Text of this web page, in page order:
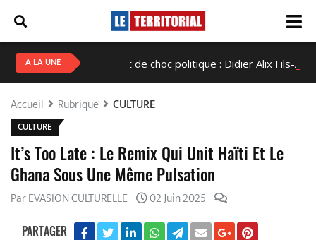
A LA UNE
Haïti en état de choc politique : Didier Alix Fils-Aimé
Accueil Rubrique CULTURE
CULTURE
It’s Too Late : Le Remix Qui Unit Haïti Et Le
Ghana Sous Une Même Pulsation
Par EVASION CULTURELLE 02 Juin 2025
PARTAGER